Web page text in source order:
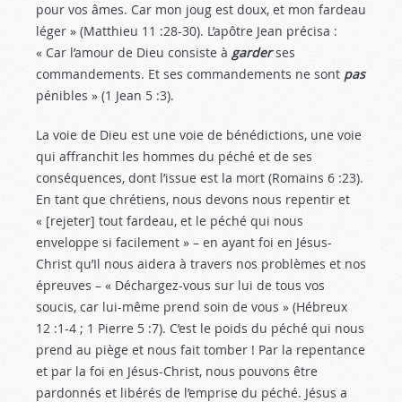
pour vos âmes. Car mon joug est doux, et mon fardeau
léger » (Matthieu 11 :28-30). L’apôtre Jean précisa :
« Car l’amour de Dieu consiste à garderses
commandements. Et ses commandements ne sont pas
pénibles » (1 Jean 5 :3).
La voie de Dieu est une voie de bénédictions, une voie
qui affranchit les hommes du péché et de ses
conséquences, dont l’issue est la mort (Romains 6 :23).
En tant que chrétiens, nous devons nous repentir et
« [rejeter] tout fardeau, et le péché qui nous
enveloppe si facilement » – en ayant foi en Jésus-
Christ qu’Il nous aidera à travers nos problèmes et nos
épreuves – « Déchargez-vous sur lui de tous vos
soucis, car lui-même prend soin de vous » (Hébreux
12 :1-4 ; 1 Pierre 5 :7). C’est le poids du péché qui nous
prend au piège et nous fait tomber ! Par la repentance
et par la foi en Jésus-Christ, nous pouvons être
pardonnés et libérés de l’emprise du péché. Jésus a